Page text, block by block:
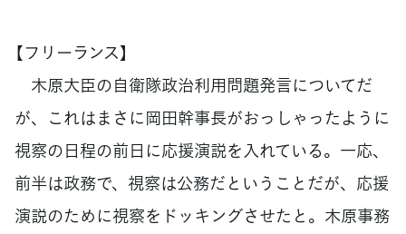
【フリーランス】
木原大臣の自衛隊政治利用問題発言についてだ
が、これはまさに岡田幹事長がおっしゃったように
視察の日程の前日に応援演説を入れている。一応、
前半は政務で、視察は公務だということだが、応援
演説のために視察をドッキングさせたと。木原事務